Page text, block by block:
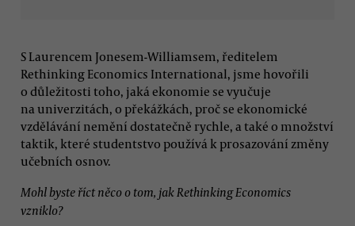
S Laurencem Jonesem-Williamsem, ředitelem
Rethinking Economics International, jsme hovořili
o důležitosti toho, jaká ekonomie se vyučuje
na univerzitách, o překážkách, proč se ekonomické
vzdělávání nemění dostatečně rychle, a také o množství
taktik, které studentstvo používá k prosazování změny
učebních osnov.
Mohl byste říct něco o tom, jak Rethinking Economics
vzniklo?